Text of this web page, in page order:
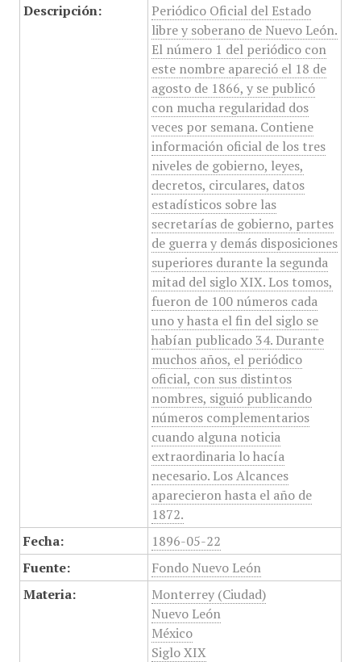
Descripción:
Periódico Oficial del Estado
libre y soberano de Nuevo León.
El número 1 del periódico con
este nombre apareció el 18 de
agosto de 1866, y se publicó
con mucha regularidad dos
veces por semana. Contiene
información oficial de los tres
niveles de gobierno, leyes,
decretos, circulares, datos
estadísticos sobre las
secretarías de gobierno, partes
de guerra y demás disposiciones
superiores durante la segunda
mitad del siglo XIX. Los tomos,
fueron de 100 números cada
uno y hasta el fin del siglo se
habían publicado 34. Durante
muchos años, el periódico
oficial, con sus distintos
nombres, siguió publicando
números complementarios
cuando alguna noticia
extraordinaria lo hacía
necesario. Los Alcances
aparecieron hasta el año de
1872.
Fecha:
1896-05-22
Fuente:
Fondo Nuevo León
Materia:
Monterrey (Ciudad)
Nuevo León
México
Siglo XIX